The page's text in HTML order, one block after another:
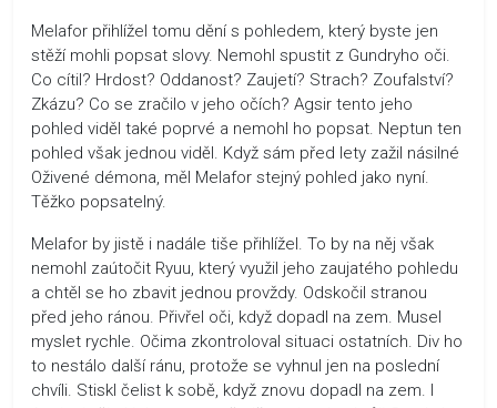
Melafor přihlížel tomu dění s pohledem, který byste jen
stěží mohli popsat slovy. Nemohl spustit z Gundryho oči.
Co cítil? Hrdost? Oddanost? Zaujetí? Strach? Zoufalství?
Zkázu? Co se zračilo v jeho očích? Agsir tento jeho
pohled viděl také poprvé a nemohl ho popsat. Neptun ten
pohled však jednou viděl. Když sám před lety zažil násilné
Oživené démona, měl Melafor stejný pohled jako nyní.
Těžko popsatelný.
Melafor by jistě i nadále tiše přihlížel. To by na něj však
nemohl zaútočit Ryuu, který využil jeho zaujatého pohledu
a chtěl se ho zbavit jednou provždy. Odskočil stranou
před jeho ránou. Přivřel oči, když dopadl na zem. Musel
myslet rychle. Očima zkontroloval situaci ostatních. Div ho
to nestálo další ránu, protože se vyhnul jen na poslední
chvíli. Stiskl čelist k sobě, když znovu dopadl na zem. I